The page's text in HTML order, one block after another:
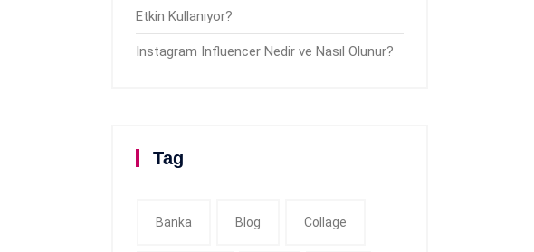
Etkin Kullanıyor?
Instagram Influencer Nedir ve Nasıl Olunur?
Tag
Banka Blog Collage